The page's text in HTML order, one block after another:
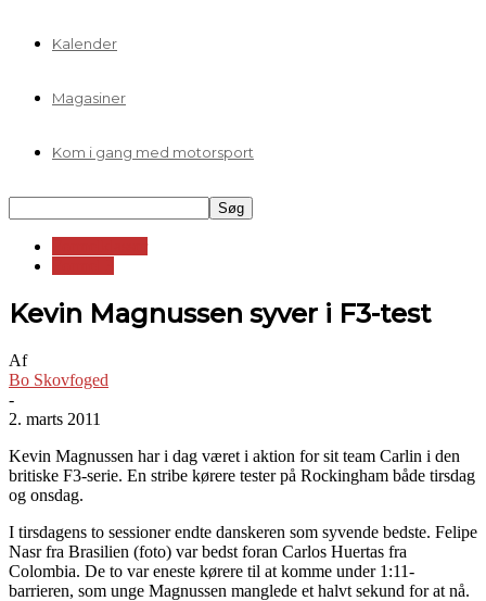
Kalender
Magasiner
Kom i gang med motorsport
Kevin Magnussen syver i F3-test
Af
Bo Skovfoged
-
2. marts 2011
Kevin Magnussen har i dag været i aktion for sit team Carlin i den
britiske F3-serie. En stribe kørere tester på Rockingham både tirsdag
og onsdag.
I tirsdagens to sessioner endte danskeren som syvende bedste. Felipe
Nasr fra Brasilien (foto) var bedst foran Carlos Huertas fra
Colombia. De to var eneste kørere til at komme under 1:11-
barrieren, som unge Magnussen manglede et halvt sekund for at nå.